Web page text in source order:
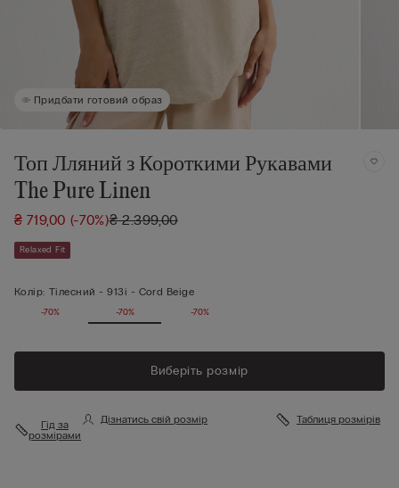
Придбати готовий образ
Топ Лляний з Короткими Рукавами
The Pure Linen
₴ 719,00 (-70%)₴ 2.399,00
Relaxed Fit
Колір: Тілесний -913i - Cord Beige
-70% -70% -70%
Виберіть розмір
Гід за
розмірами
Дізнатись свій розмір Таблиця розмірів